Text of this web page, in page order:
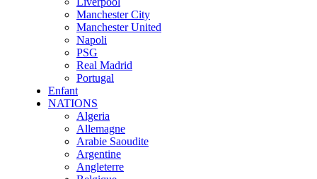
Manchester City
Manchester United
Napoli
PSG
Real Madrid
Portugal
Enfant
NATIONS
Algeria
Allemagne
Arabie Saoudite
Argentine
Angleterre